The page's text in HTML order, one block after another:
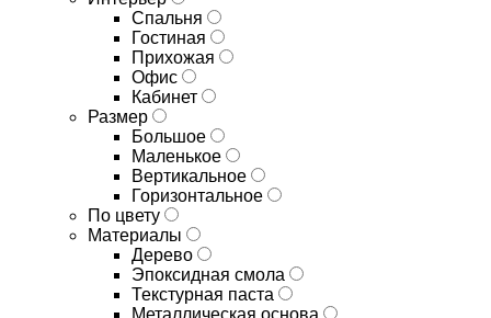
Спальня
Гостиная
Прихожая
Офис
Кабинет
Размер
Большое
Маленькое
Вертикальное
Горизонтальное
По цвету
Материалы
Дерево
Эпоксидная смола
Текстурная паста
Металлическая основа